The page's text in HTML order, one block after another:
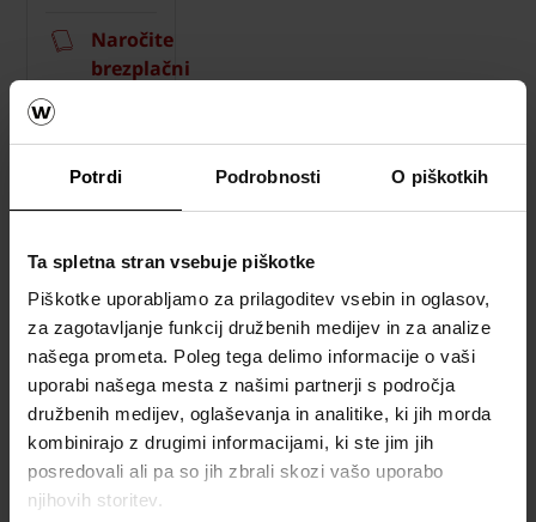
Potrdi Podrobnosti O piškotkih
Ta spletna stran vsebuje piškotke
Piškotke uporabljamo za prilagoditev vsebin in oglasov,
za zagotavljanje funkcij družbenih medijev in za analize
našega prometa. Poleg tega delimo informacije o vaši
uporabi našega mesta z našimi partnerji s področja
družbenih medijev, oglaševanja in analitike, ki jih morda
kombinirajo z drugimi informacijami, ki ste jim jih
posredovali ali pa so jih zbrali skozi vašo uporabo
njihovih storitev.
Naročite
brezplačni
How to
video
Katalogi,
brošure in
tehnična
dokumentacija